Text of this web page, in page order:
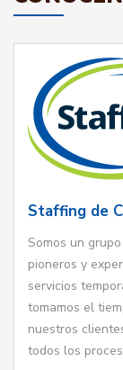
Staffing de
Somos un
pioneros y
servicios
tomamos el
nuestros
todos los